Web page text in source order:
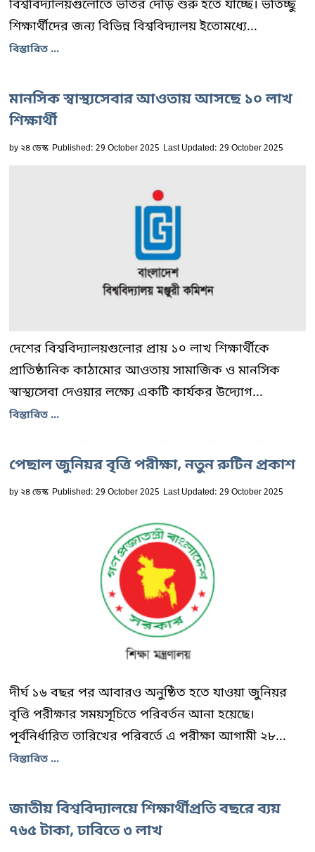
বিশ্ববিদ্যালয়গুলোতে ভর্তির দৌড় শুরু হতে যাচ্ছে। ভর্তিচ্ছু
শিক্ষার্থীদের জন্য বিভিন্ন বিশ্ববিদ্যালয় ইতোমধ্যে...
বিস্তারিত ...
মানসিক স্বাস্থ্যসেবার আওতায় আসছে ১০ লাখ
শিক্ষার্থী
by২৪ ডেস্ক Published: 29 October 2025 Last Updated: 29 October 2025
দেশের বিশ্ববিদ্যালয়গুলোর প্রায় ১০ লাখ শিক্ষার্থীকে
প্রাতিষ্ঠানিক কাঠামোর আওতায় সামাজিক ও মানসিক
স্বাস্থ্যসেবা দেওয়ার লক্ষ্যে একটি কার্যকর উদ্যোগ...
বিস্তারিত ...
পেছাল জুনিয়র বৃত্তি পরীক্ষা, নতুন রুটিন প্রকাশ
by২৪ ডেস্ক Published: 29 October 2025 Last Updated: 29 October 2025
দীর্ঘ ১৬ বছর পর আবারও অনুষ্ঠিত হতে যাওয়া জুনিয়র
বৃত্তি পরীক্ষার সময়সূচিতে পরিবর্তন আনা হয়েছে।
পূর্বনির্ধারিত তারিখের পরিবর্তে এ পরীক্ষা আগামী ২৮...
বিস্তারিত ...
জাতীয় বিশ্ববিদ্যালয়ে শিক্ষার্থীপ্রতি বছরে ব্যয়
৭৬৫ টাকা, ঢাবিতে ৩ লাখ